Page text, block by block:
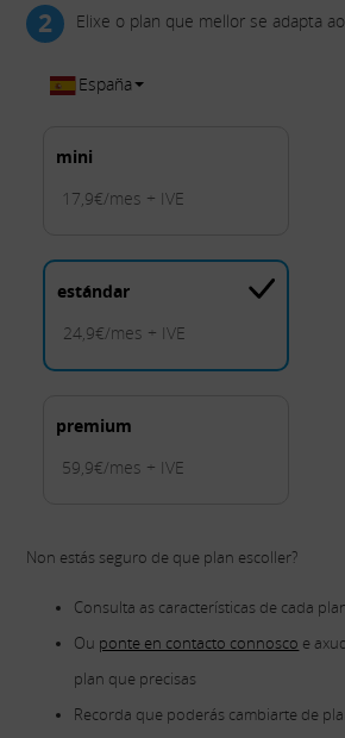
2 Elixe o plan que mellor se adapta
España
mini
17,9€/mes + IVE
estándar
24,9€/mes + IVE
premium
59,9€/mes + IVE
Non estás seguro de que plan escoller?
Consulta as características de cada
Ou ponte en contacto connosco e
plan que precisas
Recorda que poderás cambiarte de